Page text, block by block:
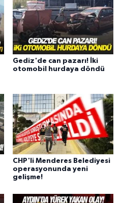
Gediz'de can pazarı! İki
otomobil hurdaya döndü
CHP'li Menderes Belediyesi
operasyonunda yeni
gelişme!